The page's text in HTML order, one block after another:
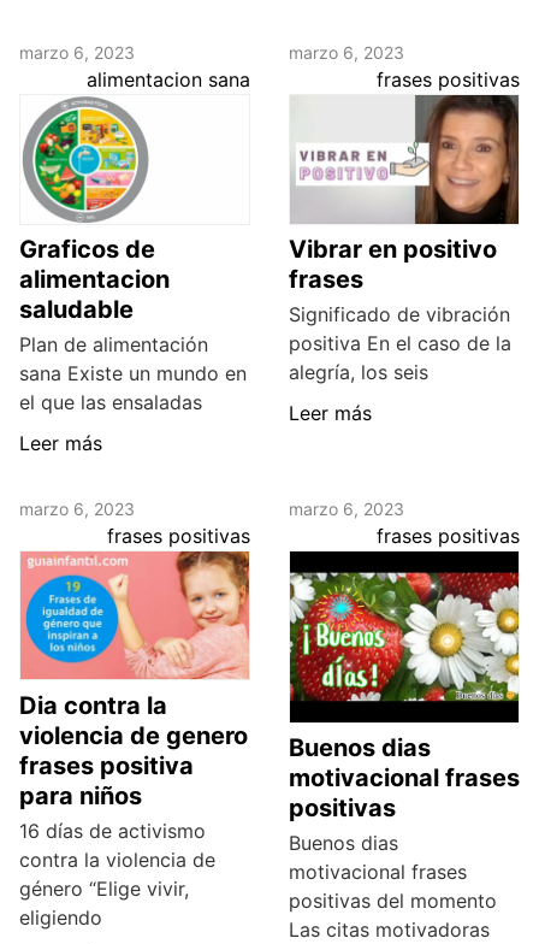
marzo 6, 2023
alimentacion sana
Graficos de
alimentacion
saludable
Plan de alimentación
sana Existe un mundo en
el que las ensaladas
Leer más
marzo 6, 2023
frases positivas
Vibrar en positivo
frases
Significado de vibración
positiva En el caso de la
alegría, los seis
Leer más
marzo 6, 2023
frases positivas
Dia contra la
violencia de genero
frases positiva
para niños
16 días de activismo
contra la violencia de
género “Elige vivir,
eligiendo
marzo 6, 2023
frases positivas
Buenos dias
motivacional frases
positivas
Buenos dias
motivacional frases
positivas del momento
Las citas motivadoras